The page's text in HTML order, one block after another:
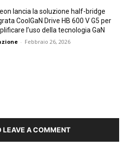
lancia la soluzione half-bridge
CoolGaN Drive HB 600 V G5 per
l’uso della tecnologia GaN
- Febbraio 26, 2026
LEAVE A COMMENT